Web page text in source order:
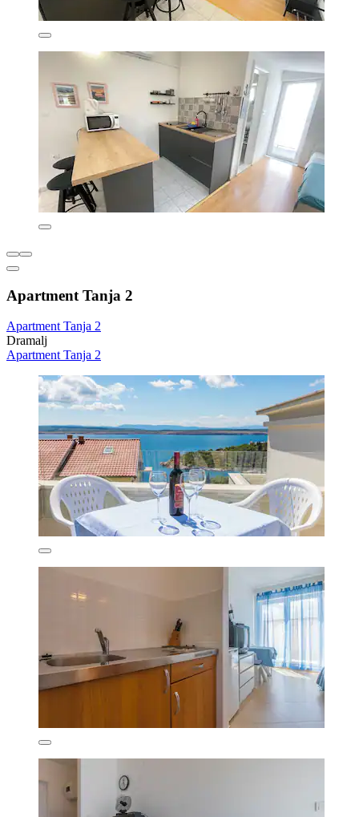
Apartment Tanja 2
Apartment Tanja 2
Dramalj
Apartment Tanja 2